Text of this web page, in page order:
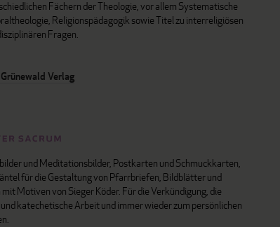
Fächern der Theologie, vor allem Systematische
Religionspädagogik sowie Titel zu interreligiösen
Fragen.
Verlag
und Meditationsbilder, Postkarten und Schmuckkarten,
für die Gestaltung von Pfarrbriefen, Bildblätter und
Motiven von Sieger Köder. Für die Verkündigung, die
katechetische Arbeit und immer wieder zum persönlichen